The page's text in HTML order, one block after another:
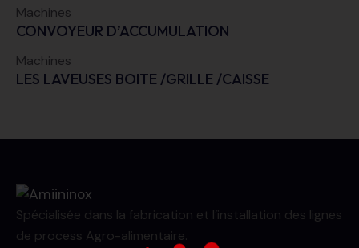
Machines
CONVOYEUR D’ACCUMULATION
Machines
LES LAVEUSES BOITE /GRILLE /CAISSE
Spécialisée dans la fabrication et l’installation des lignes
de process Agro-alimentaire.